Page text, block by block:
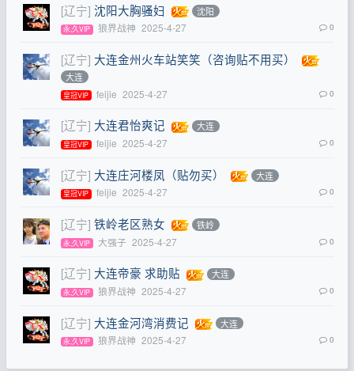
[辽宁] 沈阳大胸骚妇 沈阳
永,久VIP 狼界战神 2025-4-27 0
[辽宁] 大连金州火车站笑笑（咨询贴不用买）
大连
皇冠VIP feijie 2025-4-27 0
[辽宁] 大连君怡爽记 大连
皇冠VIP feijie 2025-4-27 0
[辽宁] 大连庄河楼凤（贴勿买） 大连
皇冠VIP feijie 2025-4-27 0
[辽宁] 铁岭老区熟女 铁岭
永,久VIP 大强子 2025-4-27 0
[辽宁] 大连帝豪 求助贴 大连
永,久VIP 狼界战神 2025-4-27 0
[辽宁] 大连金河湾消费记 大连
永,久VIP 狼界战神 2025-4-27 0